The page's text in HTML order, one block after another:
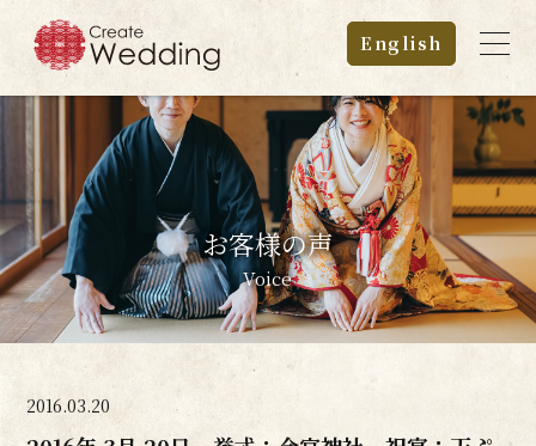
English
お客様の声
Voice
2016.03.20